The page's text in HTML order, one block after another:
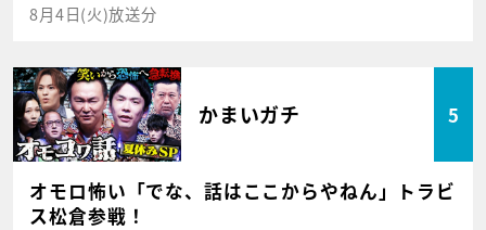
8月4日(火)放送分
かまいガチ 5
オモロ怖い「でな、話はここからやねん」トラビ
ス松倉参戦！